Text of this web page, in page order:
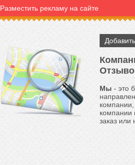
Разместить рекламу на сайте
Мы- это
компании
заказ или